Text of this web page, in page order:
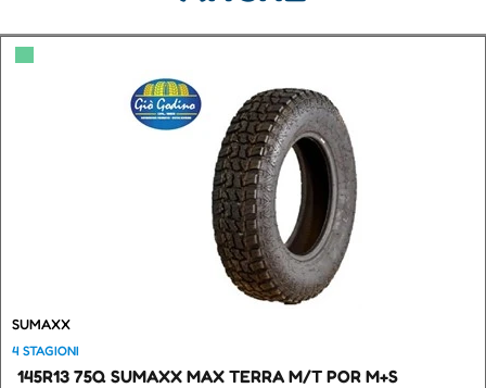
▀
SUMAXX
4 STAGIONI
145R13 75Q SUMAXX MAX TERRA M/T POR M+S